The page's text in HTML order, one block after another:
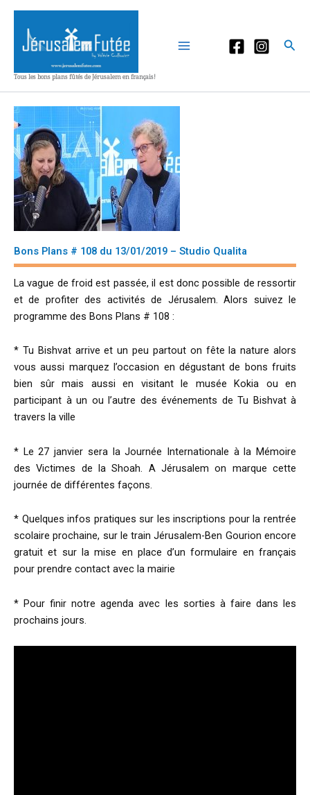
Aller
contenu
Tous les bons plans fûtés de Jérusalem en français!
Bons Plans # 108 du 13/01/2019 – Studio Qualita
La vague de froid est passée, il est donc possible de ressortir
et de profiter des activités de Jérusalem. Alors suivez le
programme des Bons Plans # 108 :
* Tu Bishvat arrive et un peu partout on fête la nature alors
vous aussi marquez l’occasion en dégustant de bons fruits
bien sûr mais aussi en visitant le musée Kokia ou en
participant à un ou l’autre des événements de Tu Bishvat à
travers la ville
* Le 27 janvier sera la Journée Internationale à la Mémoire
des Victimes de la Shoah. A Jérusalem on marque cette
journée de différentes façons.
* Quelques infos pratiques sur les inscriptions pour la rentrée
scolaire prochaine, sur le train Jérusalem-Ben Gourion encore
gratuit et sur la mise en place d’un formulaire en français
pour prendre contact avec la mairie
* Pour finir notre agenda avec les sorties à faire dans les
prochains jours.